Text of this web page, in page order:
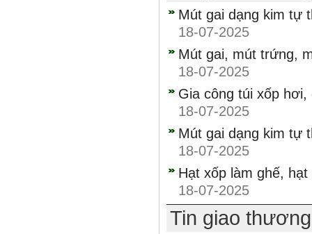
Mút gai dạng kim tự
18-07-2025
Mút gai, mút trứng,
18-07-2025
Gia công túi xốp
18-07-2025
Mút gai dạng kim tự
18-07-2025
Hạt xốp làm ghế,
18-07-2025
Tin giao